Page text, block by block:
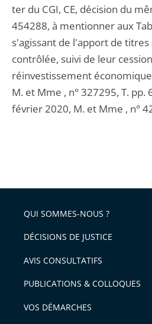
ter du CGI, CE, décision du
454288, à mentionner aux
s'agissant de l'apport de titres
contrôlée, suivi de leur
réinvestissement
M. et Mme , n° 327295, T. pp.
février 2020, M. et Mme , n°
QUI SOMMES-NOUS ?
DÉCISIONS DE JUSTICE
AVIS CONSULTATIFS
PUBLICATIONS & COLLOQUES
VOS DÉMARCHES